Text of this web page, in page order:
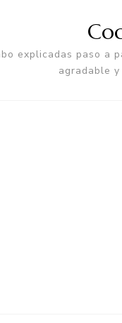
explicadas paso a
agradable